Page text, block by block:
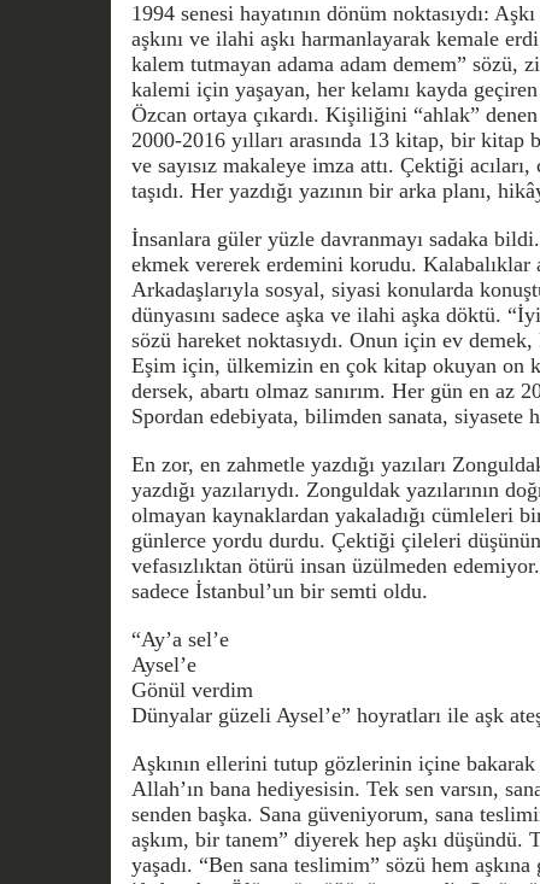
1994 senesi hayatının dönüm noktasıydı:
aşkını ve ilahi aşkı harmanlayarak kemale
kalem tutmayan adama adam demem” sözü,
kalemi için yaşayan, her kelamı kayda
Özcan ortaya çıkardı. Kişiliğini “ahlak”
2000-2016 yılları arasında 13 kitap, bir kitap
ve sayısız makaleye imza attı. Çektiği
taşıdı. Her yazdığı yazının bir arka planı,
İnsanlara güler yüzle davranmayı sadaka
ekmek vererek erdemini korudu. Kalabalıklar
Arkadaşlarıyla sosyal, siyasi konularda
dünyasını sadece aşka ve ilahi aşka döktü.
sözü hareket noktasıydı. Onun için ev
Eşim için, ülkemizin en çok kitap okuyan on
dersek, abartı olmaz sanırım. Her gün en az
Spordan edebiyata, bilimden sanata, siyasete
En zor, en zahmetle yazdığı yazıları
yazdığı yazılarıydı. Zonguldak yazılarının
olmayan kaynaklardan yakaladığı cümleleri
günlerce yordu durdu. Çektiği çileleri
vefasızlıktan ötürü insan üzülmeden
sadece İstanbul’un bir semti oldu.
“Ay’a sel’e
Aysel’e
Gönül verdim
Dünyalar güzeli Aysel’e” hoyratları ile aşk
Aşkının ellerini tutup gözlerinin içine bakarak
Allah’ın bana hediyesisin. Tek sen varsın,
senden başka. Sana güveniyorum, sana
aşkım, bir tanem” diyerek hep aşkı
yaşadı. “Ben sana teslimim” sözü hem